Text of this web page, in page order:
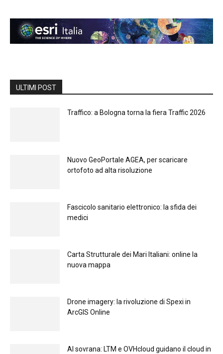
ULTIMI POST
Traffico: a Bologna torna la fiera Traffic 2026
Nuovo GeoPortale AGEA, per scaricare
ortofoto ad alta risoluzione
Fascicolo sanitario elettronico: la sfida dei
medici
Carta Strutturale dei Mari Italiani: online la
nuova mappa
Drone imagery: la rivoluzione di Spexi in
ArcGIS Online
Al sovrana: LTM е OVHcloud guidano il cloud in